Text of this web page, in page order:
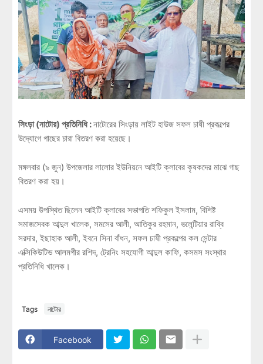
সিংড়া (নাটোর) প্রতিনিধি :নাটোরের সিংড়ায় লাইট হাউজ সফল চাষী প্রকল্পের
উদ্যোগে গাছের চারা বিতরণ করা হয়েছে।
মঙ্গলবার (৯ জুন) উপজেলার লালোর ইউনিয়নে আইটি ক্লাবের কৃষকদের মাঝে গাছ
বিতরণ করা হয়।
এসময় উপস্থিত ছিলেন আইটি ক্লাবের সভাপতি শফিকুল ইসলাম, বিশিষ্ট
সমাজসেবক আব্দুল খালেক, সমসের আলী, আতিকুর রহমান, ভলেন্টিয়ার রাব্বি
সরদার, ইছাহাক আলী, ইবনে সিনা বাঁধন, সফল চাষী প্রকল্পের কল সেন্টার
এক্সিকিউটিভ আলমগীর রশিদ, ট্রেনিং সহযোগী আব্দুল কাফি, কসমস সংস্থার
প্রতিনিধি খালেক।
Tags নাটোর
Facebook